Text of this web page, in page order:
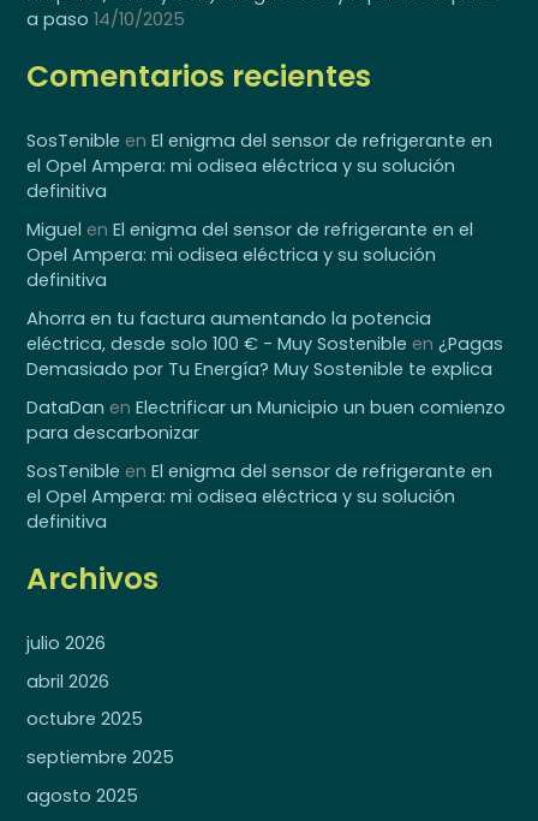
a paso 14/10/2025
Comentarios recientes
SosTenible enEl enigma del sensor de refrigerante en
el Opel Ampera: mi odisea eléctrica y su solución
definitiva
Miguel enEl enigma del sensor de refrigerante en el
Opel Ampera: mi odisea eléctrica y su solución
definitiva
Ahorra en tu factura aumentando la potencia
eléctrica, desde solo 100 € - Muy Sostenible en¿Pagas
Demasiado por Tu Energía? Muy Sostenible te explica
DataDan enElectrificar un Municipio un buen comienzo
para descarbonizar
SosTenible enEl enigma del sensor de refrigerante en
el Opel Ampera: mi odisea eléctrica y su solución
definitiva
Archivos
julio 2026
abril 2026
octubre 2025
septiembre 2025
agosto 2025